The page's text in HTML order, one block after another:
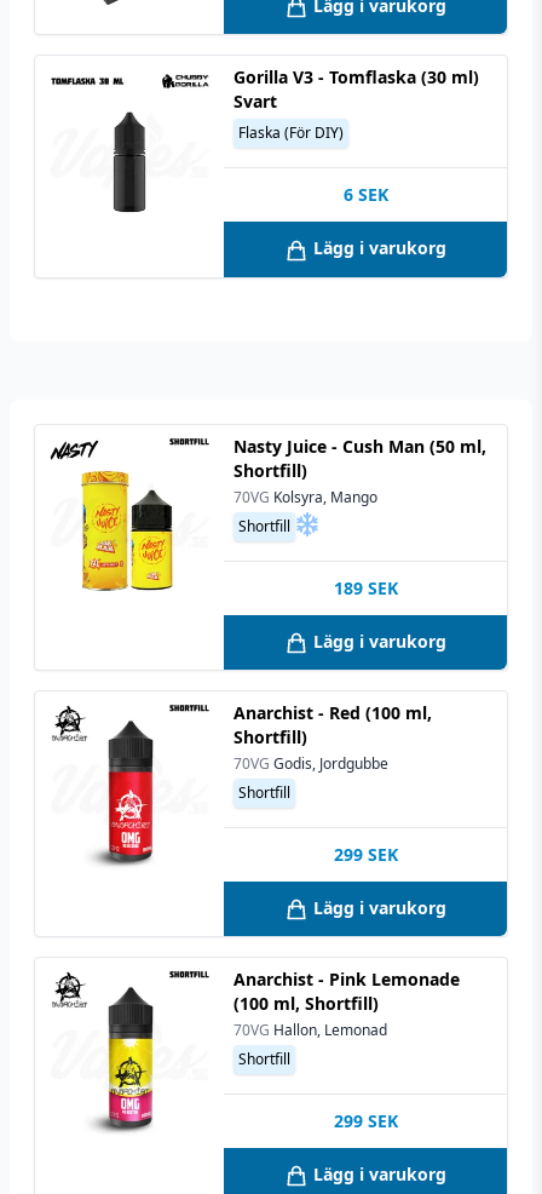
Lägg i varukorg
Gorilla V3 - Tomflaska (30 ml)
Svart
Flaska (För DIY)
6 SEK
Lägg i varukorg
Nasty Juice - Cush Man (50 ml,
Shortfill)
70VG Kolsyra, Mango
Shortfill
189 SEK
Lägg i varukorg
Anarchist - Red (100 ml,
Shortfill)
70VG Godis, Jordgubbe
Shortfill
299 SEK
Lägg i varukorg
Anarchist - Pink Lemonade
(100 ml, Shortfill)
70VG Hallon, Lemonad
Shortfill
299 SEK
Lägg i varukorg